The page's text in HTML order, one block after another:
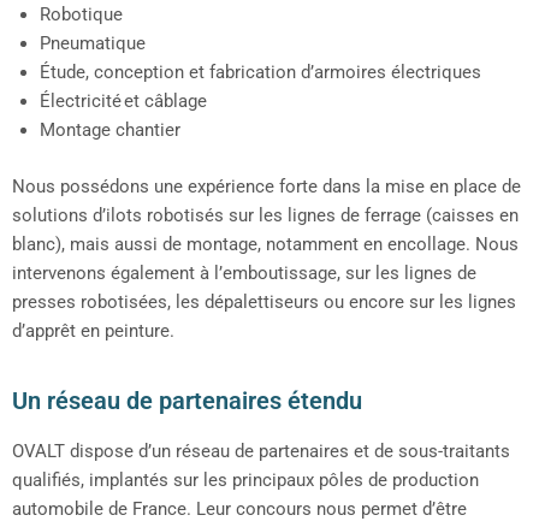
Robotique
Pneumatique
Étude, conception et fabrication d’armoires électriques
Électricité et câblage
Montage chantier
Nous possédons une expérience forte dans la mise en place de
solutions d’ilots robotisés sur les lignes de ferrage (caisses en
blanc), mais aussi de montage, notamment en encollage. Nous
intervenons également à l’emboutissage, sur les lignes de
presses robotisées, les dépalettiseurs ou encore sur les lignes
d’apprêt en peinture.
Un réseau de partenaires étendu
OVALT dispose d’un réseau de partenaires et de sous-traitants
qualifés, implantés sur les principaux pôles de production
automobile de France. Leur concours nous permet d’être